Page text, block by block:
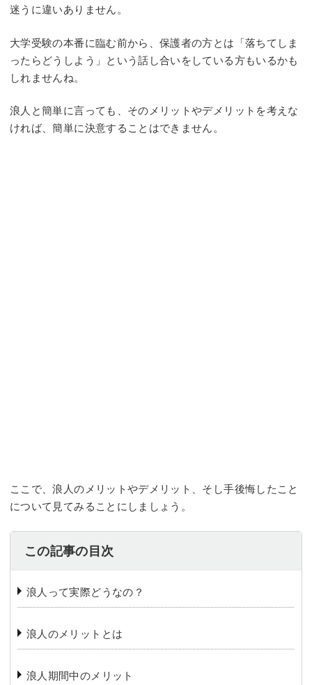
迷うに違いありません。
大学受験の本番に臨む前から、保護者の方とは「落ちてしま
ったらどうしよう」という話し合いをしている方もいるかも
しれませんね。
浪人と簡単に言っても、そのメリットやデメリットを考えな
ければ、簡単に決意することはできません。
ここで、浪人のメリットやデメリット、そし手後悔したこと
について見てみることにしましょう。
この記事の目次
浪人って実際どうなの？
浪人のメリットとは
浪人期間中のメリット